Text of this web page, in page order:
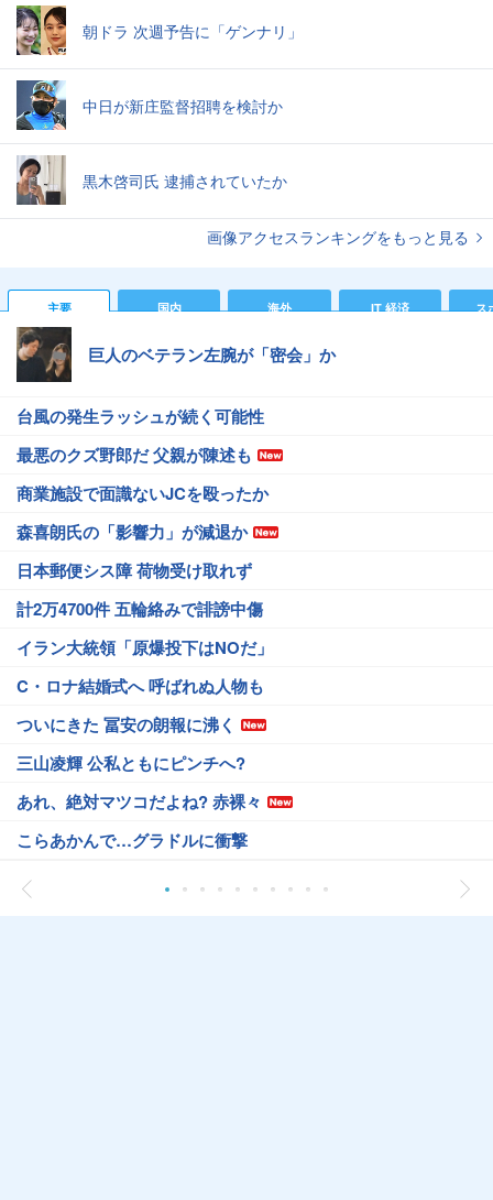
朝ドラ 次週予告に「ゲンナリ」
中日が新庄監督招聘を検討か
黒木啓司氏 逮捕されていたか
画像アクセスランキングをもっと見る
主要 国内 海外 IT 経済 ス
巨人のベテラン左腕が「密会」か
台風の発生ラッシュが続く可能性
最悪のクズ野郎だ 父親が陳述も
商業施設で面識ないJCを殴ったか
森喜朗氏の「影響力」が減退か
日本郵便シス障 荷物受け取れず
計2万4700件 五輪絡みで誹謗中傷
イラン大統領「原爆投下はNOだ」
C・ロナ結婚式へ 呼ばれぬ人物も
ついにきた 冨安の朗報に沸く
三山凌輝 公私ともにピンチへ?
あれ、絶対マツコだよね? 赤裸々
こらあかんで…グラドルに衝撃